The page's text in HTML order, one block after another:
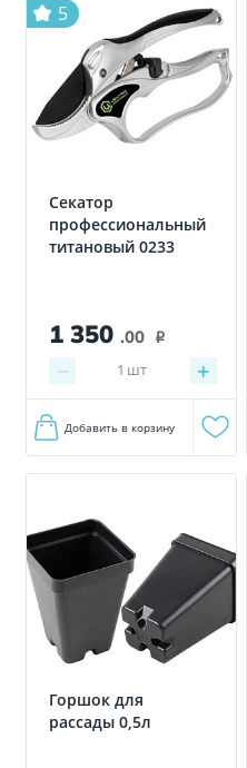
5
Секатор
профессиональный
титановый 0233
1 350 .00 i
− +
1 шт
Добавить в корзину
Горшок для
рассады 0,5л